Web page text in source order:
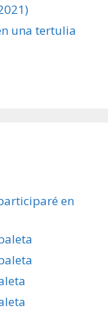
una tertulia
en